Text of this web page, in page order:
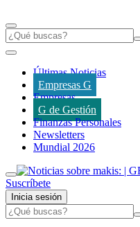
Últimas Noticias
Empresas G
Empresas
G de Gestión
Finanzas Personales
Newsletters
Mundial 2026
Suscríbete
Inicia sesión